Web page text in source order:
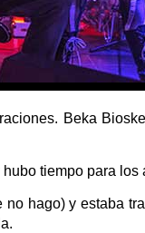
Beka
tiempo para los
hago) y estaba